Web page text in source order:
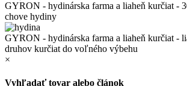
GYRON - hydinárska farma a liaheň kurčiat -
chove hydiny
GYRON - hydinárska farma a liaheň kurčiat -
druhov kurčiat do voľného výbehu
×
Vyhľadať tovar alebo článok